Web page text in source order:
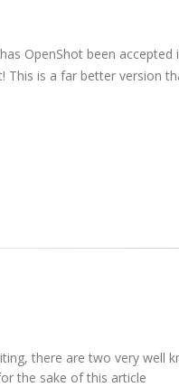
OpenShot been
This is a far better version
there are two very well
the sake of this article.